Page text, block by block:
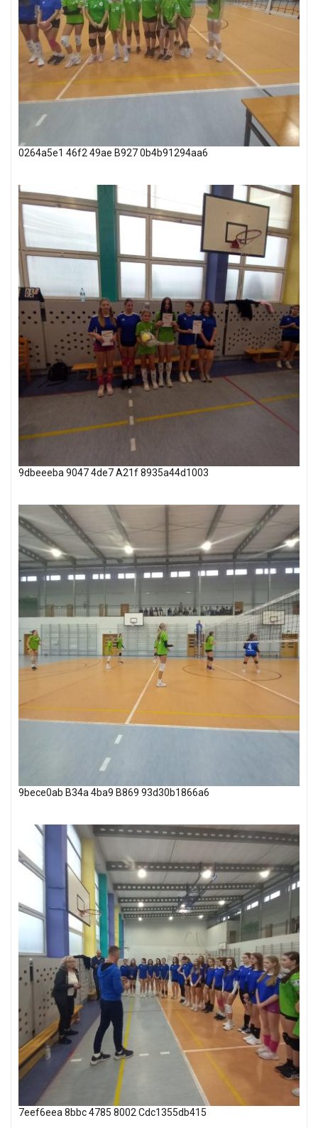
0264a5e1 46f2 49ae B927 0b4b91294aa6
9dbeeeba 9047 4de7 A21f 8935a44d1003
9bece0ab B34a 4ba9 B869 93d30b1866a6
7eef6eea 8bbc 4785 8002 Cdc1355db415